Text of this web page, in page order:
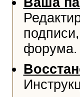
форума.